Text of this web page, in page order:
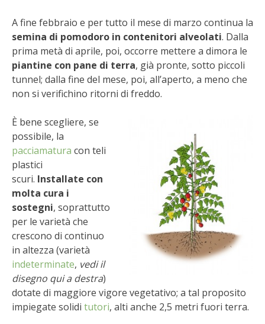
BLUMEN
NOCCIOLA DI CALABRIA
MEDICINA DEI SEMPLICI
SCONTI NOVEMBRE
COMPO
HUSQVARNA
ZAPI GARDEN
BENZA
ORTO BIO – TECNICHE DI COLTIVAZIONE
A fine febbraio e per tutto il mese di marzo continua la
semina di pomodoro in contenitori alveolati. Dalla
prima metà di aprile, poi, occorre mettere a dimora le
piantine con pane di terra, già pronte, sotto piccoli
tunnel; dalla fine del mese, poi, all’aperto, a meno che
non si verifichino ritorni di freddo.
È bene scegliere, se
possibile, la
pacciamatura con teli
plastici
scuri. Installate con
molta cura i
sostegni, soprattutto
per le varietà che
crescono di continuo
in altezza (varietà
indeterminate, vedi il
disegno qui a destra)
dotate di maggiore vigore vegetativo; a tal proposito
impiegate solidi tutori, alti anche 2,5 metri fuori terra.